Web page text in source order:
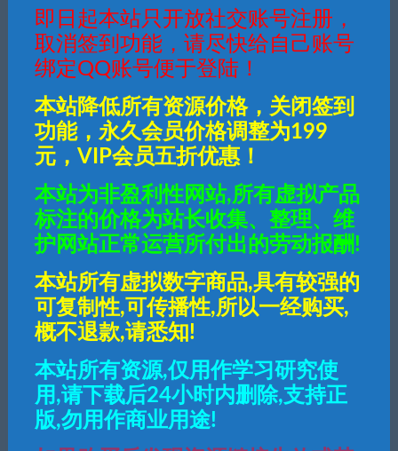
传奇 战神引擎 教程 游戏素材
价格
发布日期 修改时间 评论数量 随机 热度
酷萌 游戏资源 转载资源
幽冥传奇【全新UI天玺996】最新整理Win
系服务端+安卓苹果双端+运营后台+GM授权
后台+详细搭建教程
酷萌 教程素材 转载资源
战神引擎自动全屏捡取工具+M2优化免费版
酷萌 教程素材 转载资源
战神引擎传奇手游各种脚本–脚本资源会持
续更新增加！
即日起本站只开放社交账号注册，
取消签到功能，请尽快给自己账号
绑定QQ账号便于登陆！
本站降低所有资源价格，关闭签到
功能，永久会员价格调整为199
元，VIP会员五折优惠！
本站为非盈利性网站,所有虚拟产品
标注的价格为站长收集、整理、维
护网站正常运营所付出的劳动报酬!
本站所有虚拟数字商品,具有较强的
可复制性,可传播性,所以一经购买,
概不退款,请悉知!
本站所有资源,仅用作学习研究使
用,请下载后24小时内删除,支持正
版,勿用作商业用途!